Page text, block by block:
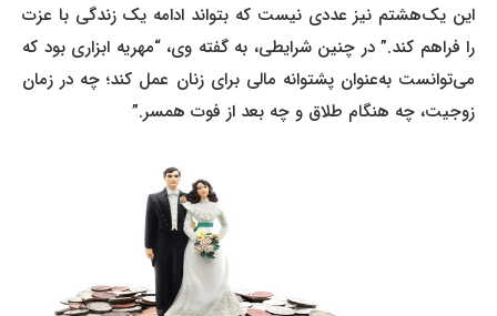
این یک‌هشتم نیز عددی نیست که بتواند ادامه یک زندگی با عزت
را فراهم کند.” در چنین شرایطی، به گفته وی، “مهریه ابزاری بود که
می‌توانست به‌عنوان پشتوانه مالی برای زنان عمل کند؛ چه در زمان
زوجیت، چه هنگام طلاق و چه بعد از فوت همسر.”